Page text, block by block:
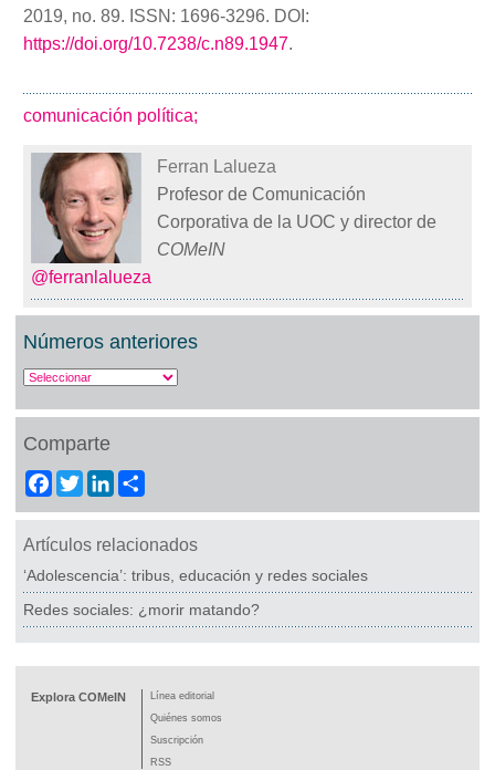
2019, no. 89. ISSN: 1696-3296. DOI:
https://doi.org/10.7238/c.n89.1947.
comunicación política;
Ferran Lalueza
Profesor de Comunicación
Corporativa de la UOC y director de
COMeIN
@ferranlalueza
Números anteriores
Comparte
Facebook
TwitterLinkedIn
Artículos relacionados
‘Adolescencia’: tribus, educación y redes sociales
Redes sociales: ¿morir matando?
Explora COMeIN
Línea editorial
Quiénes somos
Suscripción
RSS